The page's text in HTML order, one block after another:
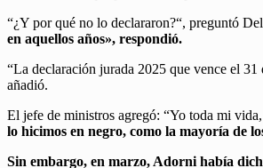
“¿Y por qué no lo declararon?“, preguntó
en aquellos años», respondió.
“La declaración jurada 2025 que vence el
añadió.
El jefe de ministros agregó: “Yo toda mi
lo hicimos en negro, como la mayoría de
Sin embargo, en marzo, Adorni había